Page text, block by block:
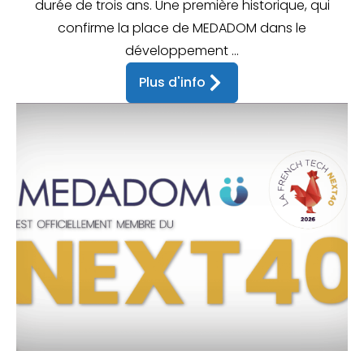
durée de trois ans. Une première historique, qui
confirme la place de MEDADOM dans le
développement ...
Plus d'info